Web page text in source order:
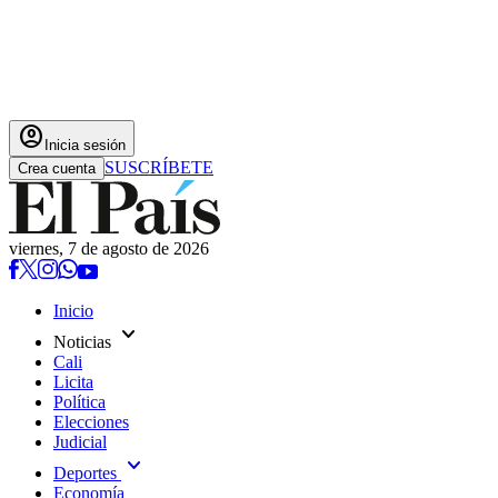
account_circle Inicia sesión
Crea cuenta SUSCRÍBETE
viernes, 7 de agosto de 2026
Inicio
Noticias expand_more
Cali
Licita
Política
Elecciones
Judicial
Deportes expand_more
Economía